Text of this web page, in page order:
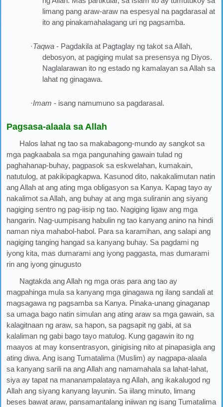
limang pang araw-araw na espesyal na pagdarasal at
ito ang pinakamahalagang uri ng pagsamba.
·Taqwa - Pagdakila at Pagtaglay ng takot sa Allah,
debosyon, at pagiging mulat sa presensya ng Diyos.
Naglalarawan ito ng estado ng kamalayan sa Allah sa
lahat ng ginagawa.
·Imam - isang namumuno sa pagdarasal.
Pagsasa-alaala sa Allah
Halos lahat ng tao sa makabagong-mundo ay sangkot sa
mga pagkaabala sa mga pangunahing gawain tulad ng
paghahanap-buhay, pagpasok sa eskwelahan, kumakain,
natutulog, at pakikipagkapwa. Kasunod dito, nakakalimutan natin
ang Allah at ang ating mga obligasyon sa Kanya. Kapag tayo ay
nakalimot sa Allah, ang buhay at ang mga suliranin ang siyang
nagiging sentro ng pag-iisip ng tao. Nagiging ligaw ang mga
hangarin. Nag-uumpisang habulin ng tao kanyang anino na hindi
naman niya mahabol-habol. Para sa karamihan, ang salapi ang
nagiging tanging hangad sa kanyang buhay. Sa pagdami ng
iyong kita, mas dumarami ang iyong paggasta, mas dumarami
rin ang iyong ginugusto
Nagtakda ang Allah ng mga oras para ang tao ay
magpahinga mula sa kanyang mga ginagawa ng ilang sandali at
magsagawa ng pagsamba sa Kanya. Pinaka-unang ginaganap
sa umaga bago natin simulan ang ating araw sa mga gawain, sa
kalagitnaan ng araw, sa hapon, sa pagsapit ng gabi, at sa
kalaliman ng gabi bago tayo matulog. Kung gagawin ito ng
maayos at may konsentrasyon, ginigising nito at pinapasigla ang
ating diwa. Ang isang Tumatalima (Muslim) ay nagpapa-alaala
sa kanyang sarili na ang Allah ang namamahala sa lahat-lahat,
siya ay tapat na mananampalataya ng Allah, ang ikakalugod ng
Allah ang siyang kanyang layunin. Sa iilang minuto, limang
beses bawat araw, pansamantalang iniiwan ng isang Tumatalima